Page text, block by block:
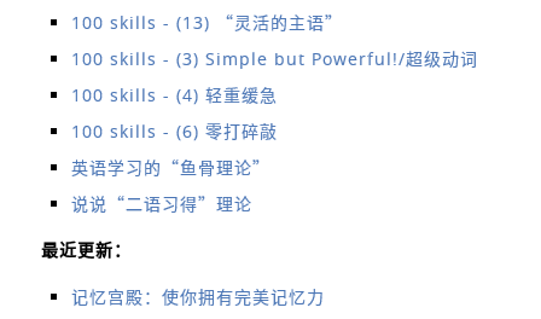
100 skills - (13) “灵活的主语”
100 skills - (3) Simple but Powerful!/超级动词
100 skills - (4) 轻重缓急
100 skills - (6) 零打碎敲
英语学习的“鱼骨理论”
说说“二语习得”理论
最近更新：
记忆宫殿：使你拥有完美记忆力